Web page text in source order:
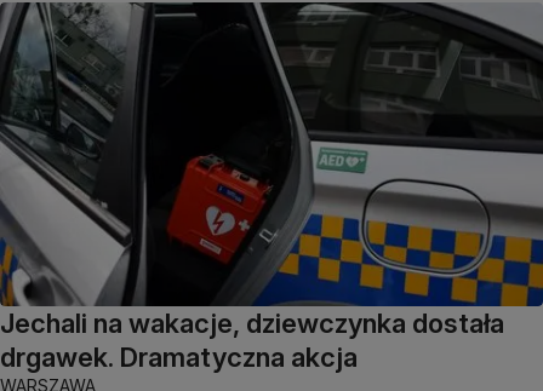
Jechali na wakacje, dziewczynka dostała
drgawek. Dramatyczna akcja
WARSZAWA